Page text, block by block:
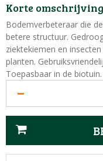
Korte omschrijving
Bodemverbeteraar die
betere structuur.
ziektekiemen en
planten.
Toepasbaar in de biotuin.